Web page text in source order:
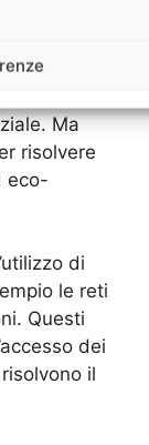
trovano
dei volatili è
Ma
risolvere
eco-
di
le reti
Questi
dei
il